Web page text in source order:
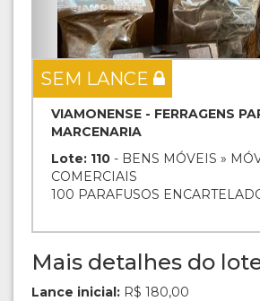
SEM LANCE
VIAMONENSE - FERRAGENS
MARCENARIA
Lote: 110 - BENS MÓVEIS »
COMERCIAIS
100 PARAFUSOS
Mais detalhes do
Lance inicial: R$ 180,00